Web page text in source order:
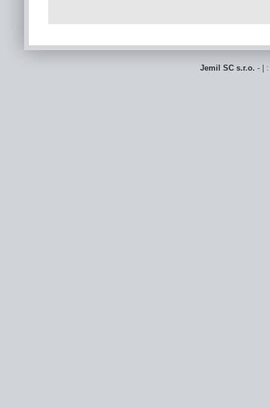
Jemil SC s.r.o. - |